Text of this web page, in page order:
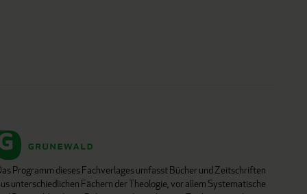
Programm dieses Fachverlages umfasst Bücher und Zeitschriften
unterschiedlichen Fächern der Theologie, vor allem Systematische